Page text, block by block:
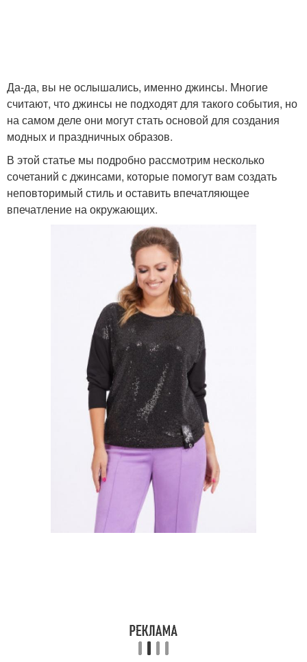
Да-да, вы не ослышались, именно джинсы. Многие
считают, что джинсы не подходят для такого события, но
на самом деле они могут стать основой для создания
модных и праздничных образов.
В этой статье мы подробно рассмотрим несколько
сочетаний с джинсами, которые помогут вам создать
неповторимый стиль и оставить впечатляющее
впечатление на окружающих.